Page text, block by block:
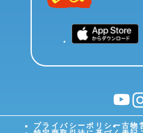
YouTube
プライバシーポリシー古物